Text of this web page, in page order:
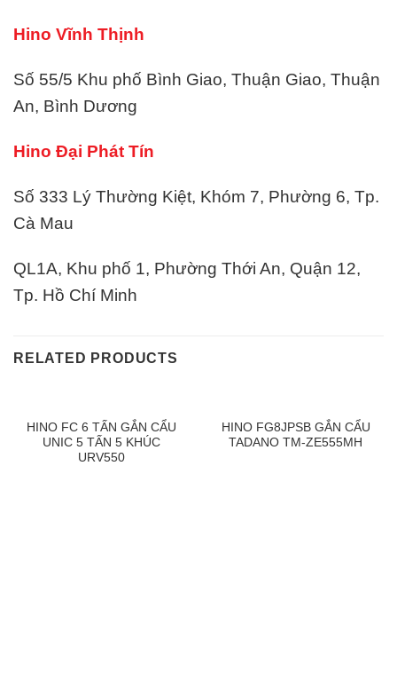
Hino Vĩnh Thịnh
Số 55/5 Khu phố Bình Giao, Thuận Giao, Thuận
An, Bình Dương
Hino Đại Phát Tín
Số 333 Lý Thường Kiệt, Khóm 7, Phường 6, Tp.
Cà Mau
QL1A, Khu phố 1, Phường Thới An, Quận 12,
Tp. Hồ Chí Minh
RELATED PRODUCTS
HINO FC 6 TẤN GẮN CẨU
UNIC 5 TẤN 5 KHÚC
URV550
HINO FG8JPSB GẮN CẨU
TADANO TM-ZE555MH